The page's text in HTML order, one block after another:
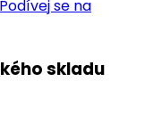
Podívej se na
skladu